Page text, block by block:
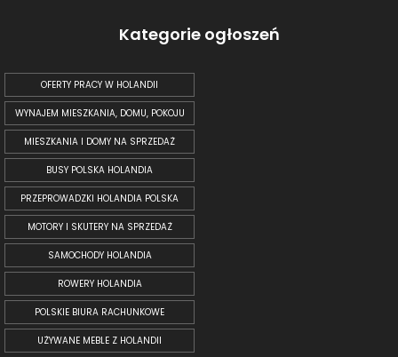
Kategorie ogłoszeń
OFERTY PRACY W HOLANDII
WYNAJEM MIESZKANIA, DOMU, POKOJU
MIESZKANIA I DOMY NA SPRZEDAŻ
BUSY POLSKA HOLANDIA
PRZEPROWADZKI HOLANDIA POLSKA
MOTORY I SKUTERY NA SPRZEDAŻ
SAMOCHODY HOLANDIA
ROWERY HOLANDIA
POLSKIE BIURA RACHUNKOWE
UŻYWANE MEBLE Z HOLANDII